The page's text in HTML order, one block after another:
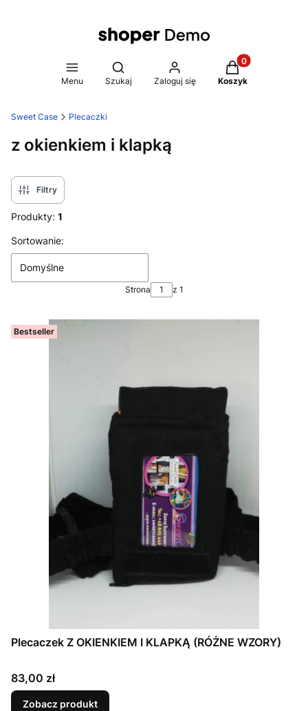
Menu
Otwórz wyszukiwarkę
Szukaj Zaloguj się
Produkty w
Koszyk
Sweet Case Plecaczki
z okienkiem i klapką
Filtry
Produkty: 1
Lista produktów
Sortowanie:
Domyślne
Strona z 1
Bestseller
Plecaczek Z OKIENKIEM I KLAPKĄ (RÓŻNE WZORY)
Cena
83,00 zł
Zobacz produkt